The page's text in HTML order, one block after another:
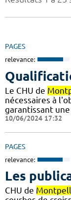
PAGES
relevance:
Le CHU de
nécessaires à
garantissant
10/06/2024 17:32
PAGES
relevance:
Les
CHU de